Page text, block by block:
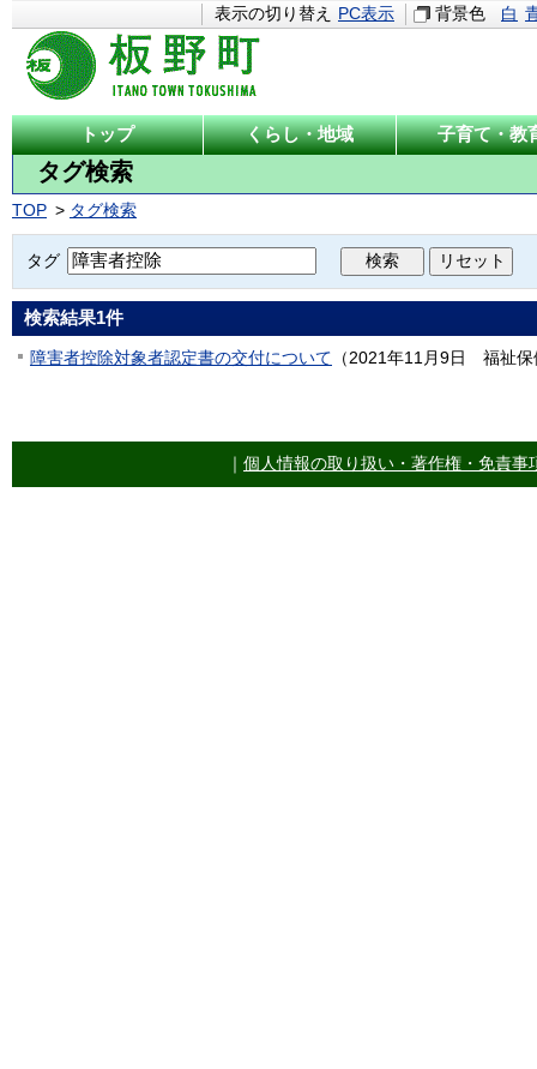
表示の切り替え PC表示 背景色 白
トップ くらし・地域 子育て・教
タグ検索
TOP タグ検索
タグ
検索結果1件
障害者控除対象者認定書の交付について （2021年11月9日 福祉保
個人情報の取り扱い・著作権・免責事